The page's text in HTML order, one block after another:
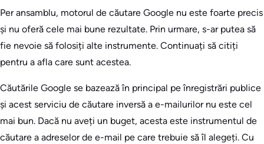
Per ansamblu, motorul de căutare Google nu este foarte precis
și nu oferă cele mai bune rezultate. Prin urmare, s-ar putea să
fie nevoie să folosiți alte instrumente. Continuați să citiți
pentru a afla care sunt acestea.
Căutările Google se bazează în principal pe înregistrări publice
și acest serviciu de căutare inversă a e-mailurilor nu este cel
mai bun. Dacă nu aveți un buget, acesta este instrumentul de
căutare a adreselor de e-mail pe care trebuie să îl alegeți. Cu